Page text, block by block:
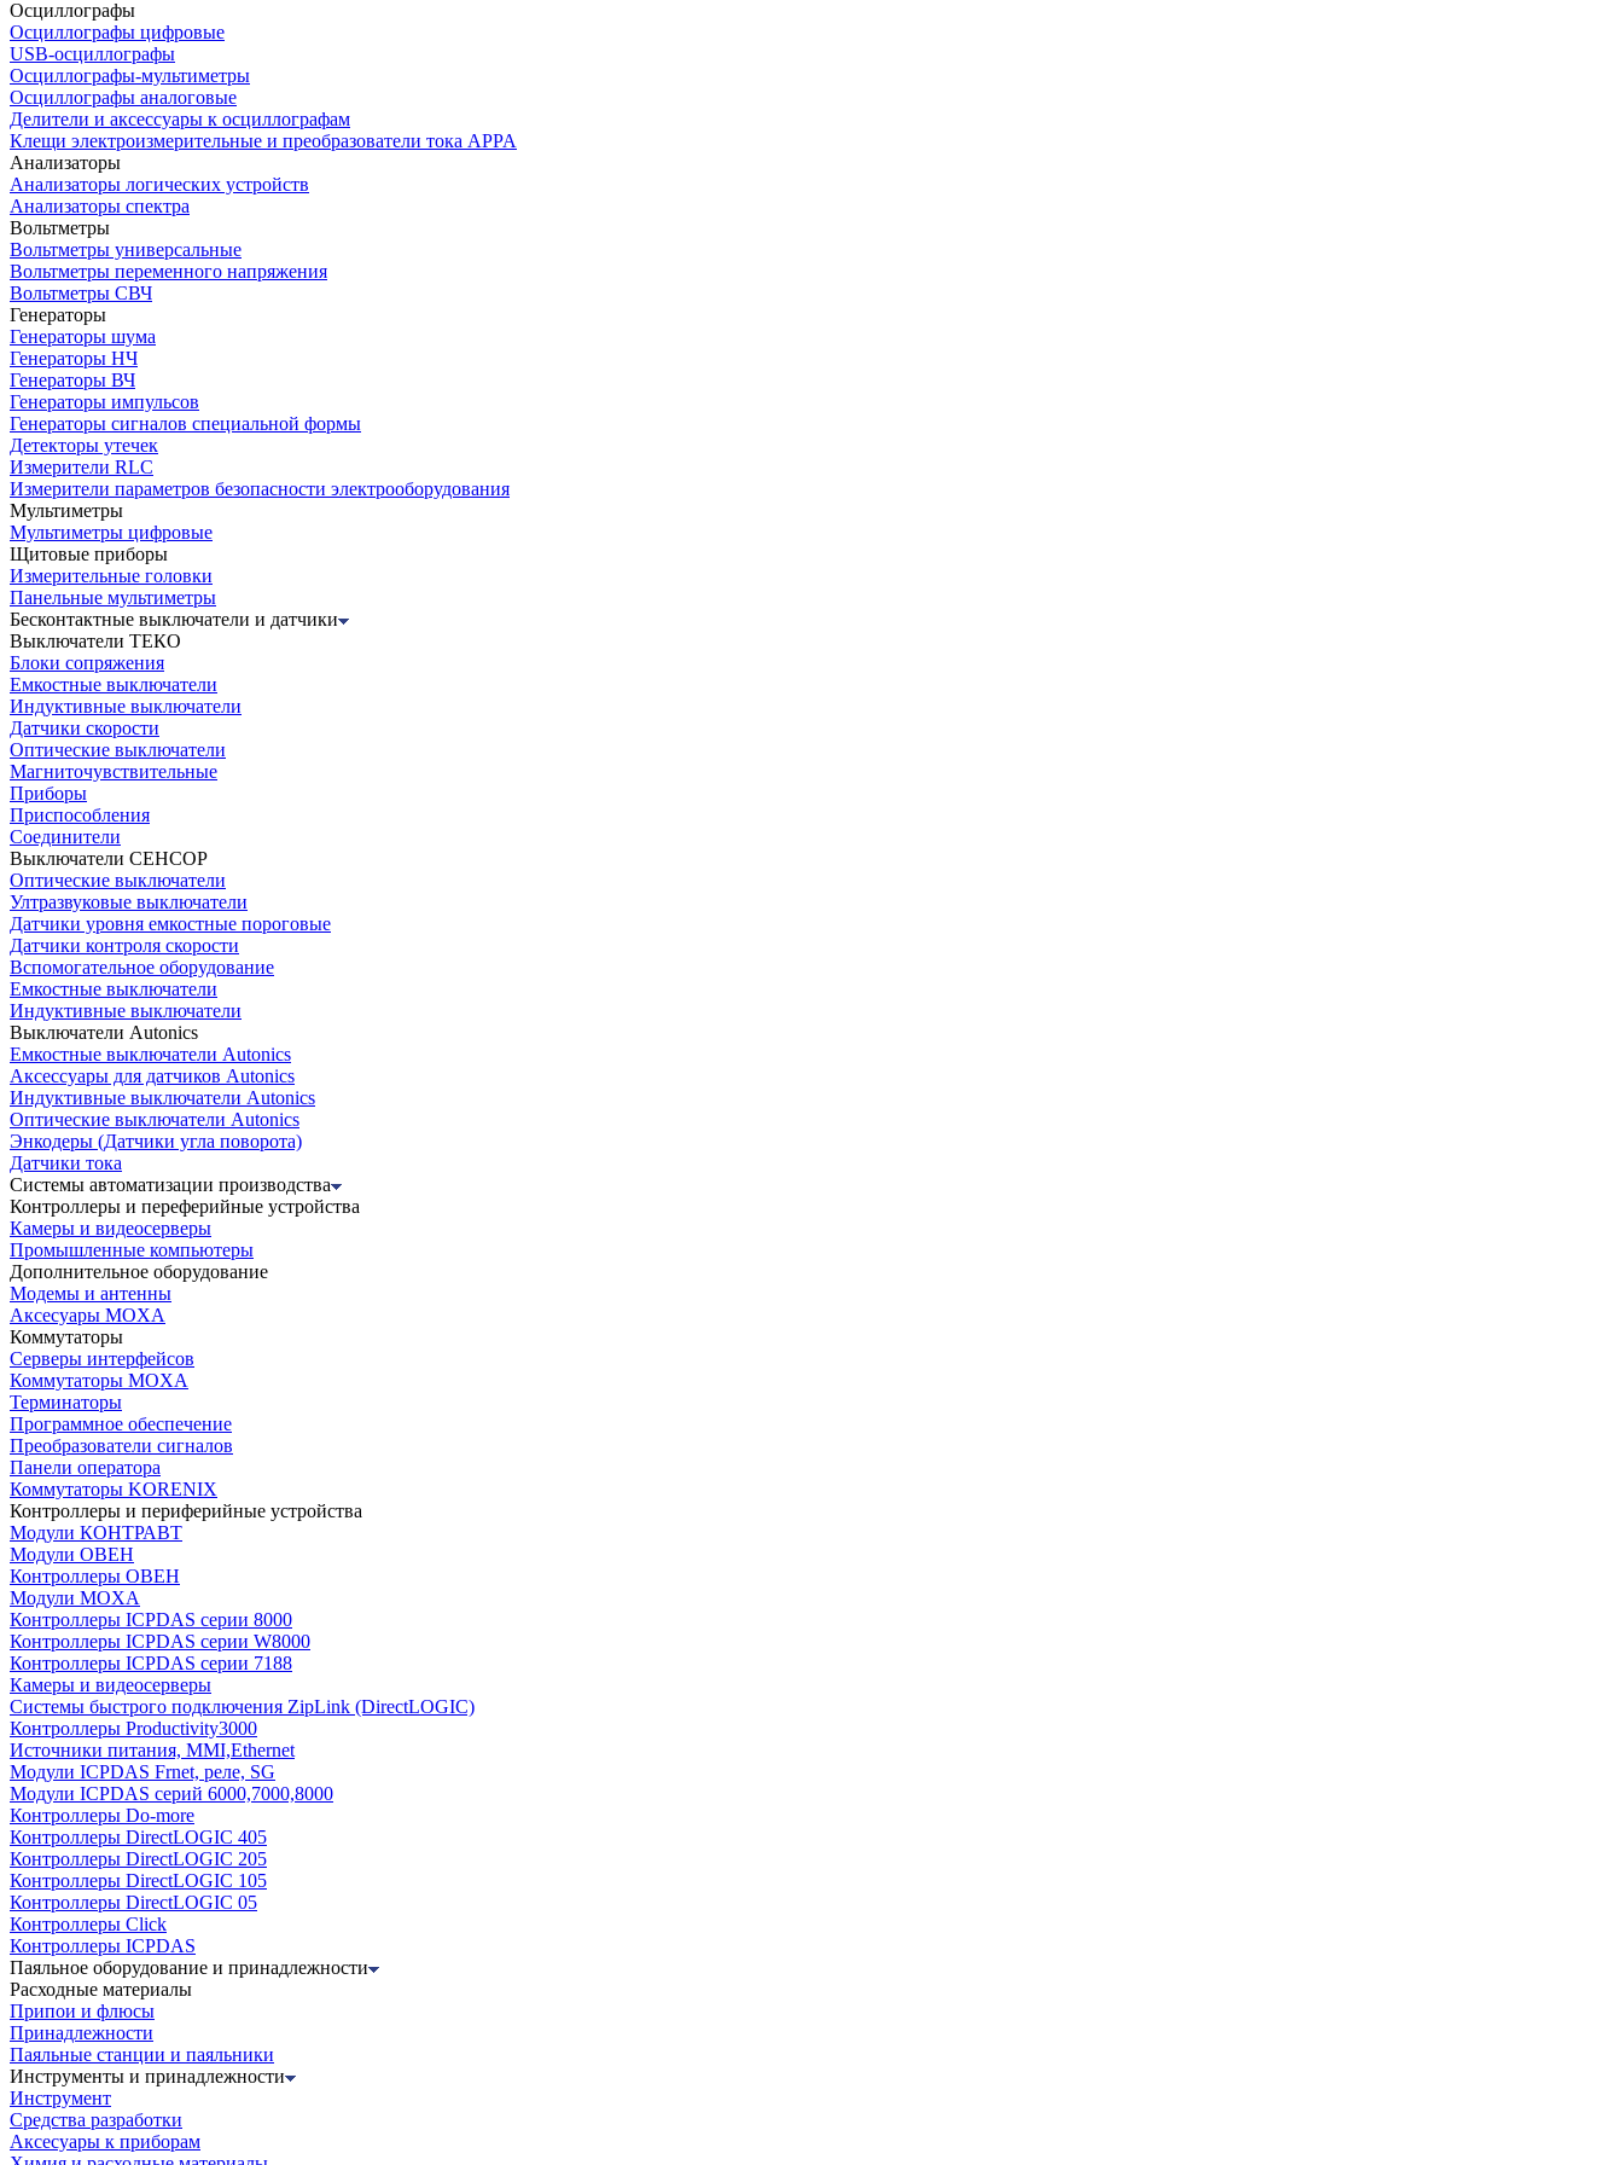
Осциллографы
Осциллографы цифровые
USB-осциллографы
Осциллографы-мультиметры
Осциллографы аналоговые
Делители и аксессуары к осциллографам
Клещи электроизмерительные и преобразователи тока APPA
Анализаторы
Анализаторы логических устройств
Анализаторы спектра
Вольтметры
Вольтметры универсальные
Вольтметры переменного напряжения
Вольтметры СВЧ
Генераторы
Генераторы шума
Генераторы НЧ
Генераторы ВЧ
Генераторы импульсов
Генераторы сигналов специальной формы
Детекторы утечек
Измерители RLC
Измерители параметров безопасности электрооборудования
Мультиметры
Мультиметры цифровые
Щитовые приборы
Измерительные головки
Панельные мультиметры
Бесконтактные выключатели и датчики
Выключатели ТЕКО
Блоки сопряжения
Емкостные выключатели
Индуктивные выключатели
Датчики скорости
Оптические выключатели
Магниточувствительные
Приборы
Приспособления
Соединители
Выключатели СЕНСОР
Оптические выключатели
Ултразвуковые выключатели
Датчики уровня емкостные пороговые
Датчики контроля скорости
Вспомогательное оборудование
Емкостные выключатели
Индуктивные выключатели
Выключатели Autonics
Емкостные выключатели Autonics
Аксессуары для датчиков Autonics
Индуктивные выключатели Autonics
Оптические выключатели Autonics
Энкодеры (Датчики угла поворота)
Датчики тока
Системы автоматизации производства
Контроллеры и переферийные устройства
Камеры и видеосерверы
Промышленные компьютеры
Дополнительное оборудование
Модемы и антенны
Аксесуары MOXA
Коммутаторы
Серверы интерфейсов
Коммутаторы MOXA
Терминаторы
Программное обеспечение
Преобразователи сигналов
Панели оператора
Коммутаторы KORENIX
Контроллеры и периферийные устройства
Модули КОНТРАВТ
Модули ОВЕН
Контроллеры ОВЕН
Модули MOXA
Контроллеры ICPDAS серии 8000
Контроллеры ICPDAS серии W8000
Контроллеры ICPDAS серии 7188
Камеры и видеосерверы
Системы быстрого подключения ZipLink (DirectLOGIC)
Контроллеры Productivity3000
Источники питания, MMI,Ethernet
Модули ICPDAS Frnet, реле, SG
Модули ICPDAS серий 6000,7000,8000
Контроллеры Do-more
Контроллеры DirectLOGIC 405
Контроллеры DirectLOGIC 205
Контроллеры DirectLOGIC 105
Контроллеры DirectLOGIC 05
Контроллеры Click
Контроллеры ICPDAS
Паяльное оборудование и принадлежности
Расходные материалы
Припои и флюсы
Принадлежности
Паяльные станции и паяльники
Инструменты и принадлежности
Инструмент
Средства разработки
Аксесуары к приборам